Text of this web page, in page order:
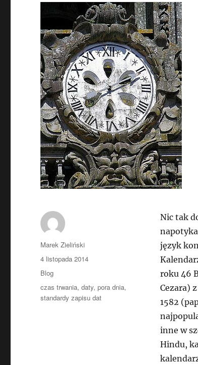
Nic tak
język
roku 46
Cezara)
1582
inne w
Hindu,
Autor
Marek Zieliński
Data
publikacji
4 listopada 2014
Kategorie
Blog
Tagi
czas trwania,daty,pora dnia,
standardy zapisu dat